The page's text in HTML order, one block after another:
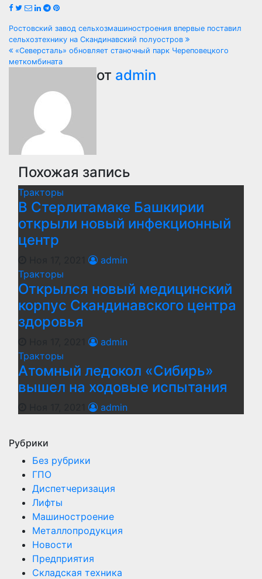
Навигация
по
Ростовский завод сельхозмашиностроения впервые поставил
сельхозтехнику на Скандинавский полуостров
«Северсталь» обновляет станочный парк Череповецкого
меткомбината
от admin
Похожая запись
Тракторы
В Стерлитамаке Башкирии
открыли новый инфекционный
центр
admin
Тракторы
Открылся новый медицинский
корпус Скандинавского центра
здоровья
admin
Тракторы
Атомный ледокол «Сибирь»
вышел на ходовые испытания
admin
Рубрики
Без рубрики
ГПО
Диспетчеризация
Лифты
Машиностроение
Металлопродукция
Новости
Предприятия
Складская техника